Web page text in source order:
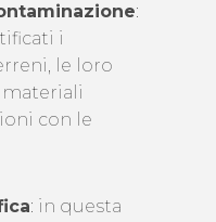
:
i
le loro
materiali
con le
: in questa